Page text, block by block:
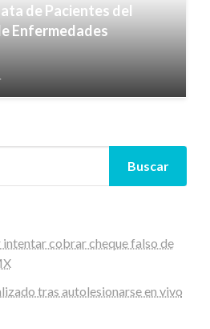
de Pacientes del
Enfermedades
Buscar
intentar cobrar cheque falso de
tras autolesionarse en vivo